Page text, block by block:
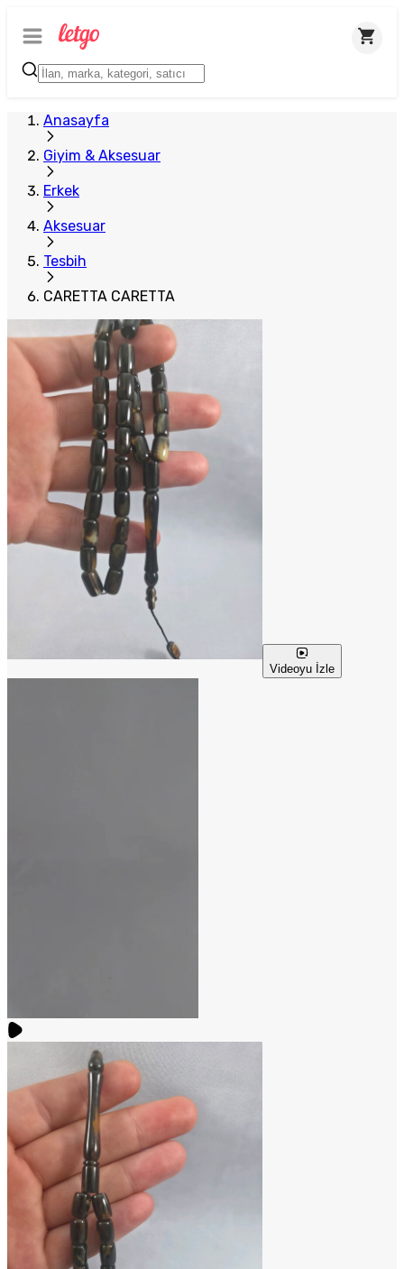
Anasayfa
Giyim & Aksesuar
Erkek
Aksesuar
Tesbih
CARETTA CARETTA
Videoyu İzle
Plus Satıcı